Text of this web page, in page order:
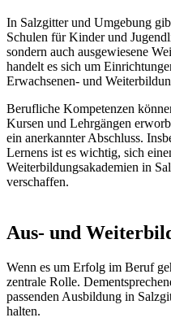
In Salzgitter und Umgebung
Schulen für Kinder und
sondern auch ausgewiesene
handelt es sich um
Erwachsenen- und
Berufliche Kompetenzen
Kursen und Lehrgängen
ein anerkannter Abschluss.
Lernens ist es wichtig, sich
Weiterbildungsakademien in
verschaffen.
Aus- und
Wenn es um Erfolg im Beruf
zentrale Rolle.
passenden Ausbildung in
halten.